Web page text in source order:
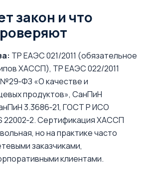
закон и что
ТР ЕАЭС 021/2011 (обязательное
ХАССП), ТР ЕАЭС 022/2011
«О качестве и
продуктов», СанПиН
3.3686‑21, ГОСТ Р ИСО
22002‑2. Сертификация ХАССП
но на практике часто
заказчиками,
клиентами.